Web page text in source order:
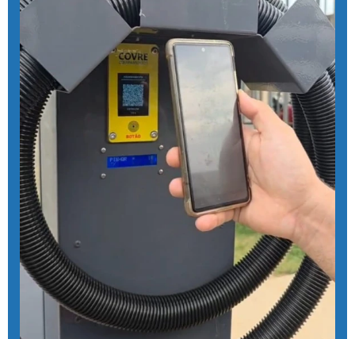
Aspirador self service pagamento pix
Aspirador self service com pix
Aspirador self service pix preço
Aspirador self service para postos com pix
Aspirador self service preço
Aspirador self service com qr code
Bomba de alta pressão com controle remoto
Bomba para lavar caminhão
Cal liquida para tratamento de agua
Cal para tratamento de água
Calibrador pneu moedeiro
Calibrador de pneus com pagamento via pix